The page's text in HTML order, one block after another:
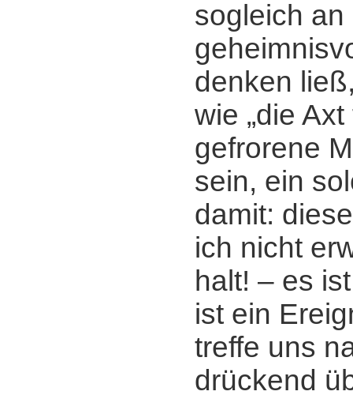
sogleich an
denken
wie „die
gefrorene
sein, ein
damit:
ich nicht
halt! ‒ es
ist ein
treffe uns
drückend